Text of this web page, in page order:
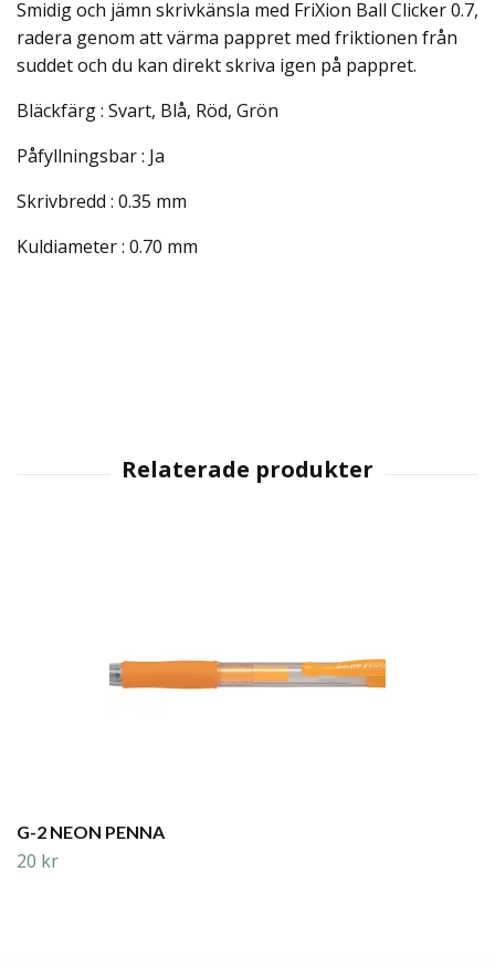
Smidig och jämn skrivkänsla med FriXion Ball Clicker 0.7,
radera genom att värma pappret med friktionen från
suddet och du kan direkt skriva igen på pappret.
Bläckfärg : Svart, Blå, Röd, Grön
Påfyllningsbar : Ja
Skrivbredd : 0.35 mm
Kuldiameter : 0.70 mm
G-2 NEON PENNA
20 kr